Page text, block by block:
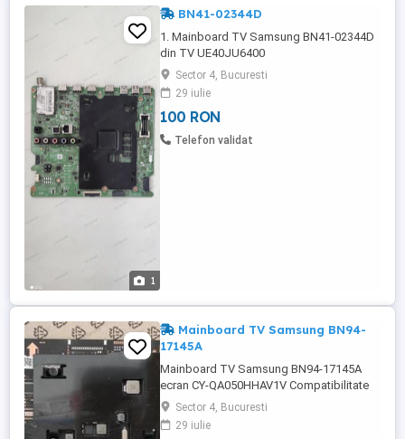
1
BN41-02344D
1. Mainboard TV Samsung BN41-02344D
din TV UE40JU6400
Sector 4, Bucuresti
29 iulie
100 RON
Telefon validat
Mainboard TV Samsung BN94-
17145A
Mainboard TV Samsung BN94-17145A
ecran CY-QA050HHAV1V Compatibilitate
QE50LS03AAU
Sector 4, Bucuresti
29 iulie